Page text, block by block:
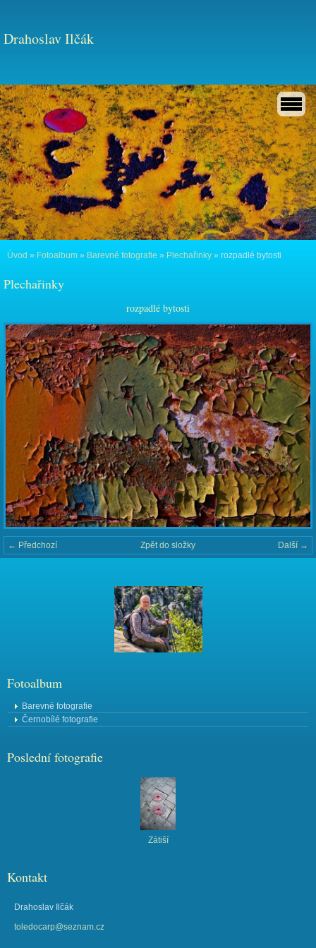
Drahoslav Ilčák
Úvod » Fotoalbum » Barevné fotografie » Plechařinky » rozpadlé bytosti
Plechařinky
rozpadlé bytosti
← Předchozí Další →
Zpět do složky
Fotoalbum
Barevné fotografie
Černobílé fotografie
Poslední fotografie
Zátiší
Kontakt
Drahoslav Ilčák
toledocarp@seznam.cz